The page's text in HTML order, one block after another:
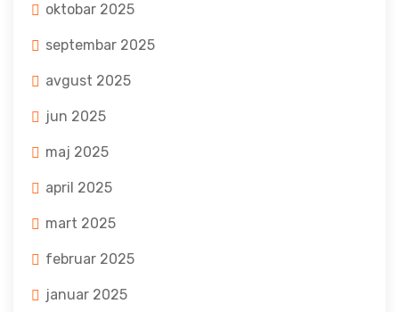
oktobar 2025
septembar 2025
avgust 2025
jun 2025
maj 2025
april 2025
mart 2025
februar 2025
januar 2025